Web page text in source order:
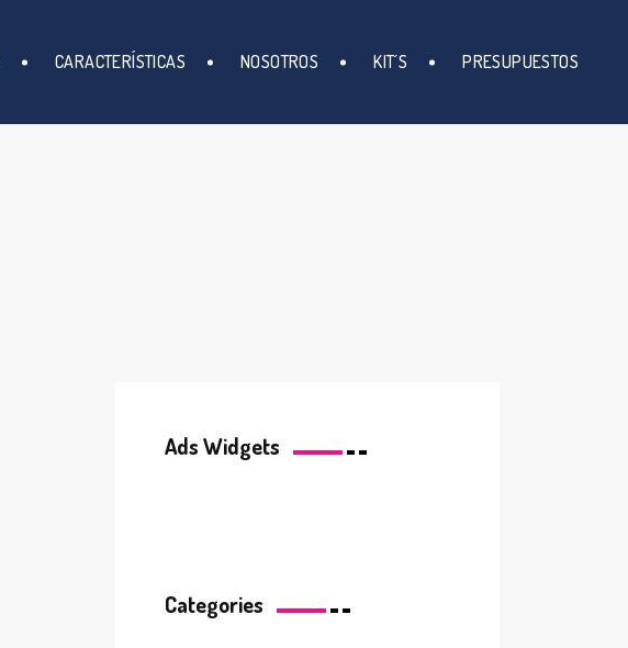
CARACTERÍSTICAS NOSOTROS KIT´S PRESUPUESTOS
Ads Widgets
Categories